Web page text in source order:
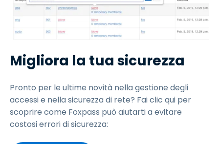
Migliora la tua sicurezza
Pronto per le ultime novità nella gestione degli
accessi e nella sicurezza di rete? Fai clic qui per
scoprire come Foxpass può aiutarti a evitare
costosi errori di sicurezza: